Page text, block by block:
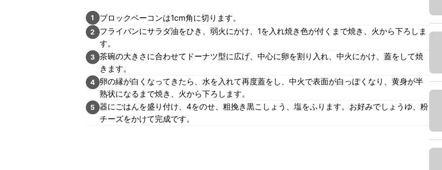
1 ブロックベーコンは1cm角に切ります。
2
フライパンにサラダ油をひき、弱火にかけ、1を入れ焼き色が付くまで焼き、火から下ろしま
す。
3 茶碗の大きさに合わせてドーナツ型に広げ、中心に卵を割り入れ、中火にかけ、蓋をして焼
きます。
4
卵の縁が白くなってきたら、水を入れて再度蓋をし、中火で表面が白っぽくなり、黄身が半
熟状になるまで焼き、火から下ろします。
5 器にごはんを盛り付け、4をのせ、粗挽き黒こしょう、塩をふります。お好みでしょうゆ、粉
チーズをかけて完成です。